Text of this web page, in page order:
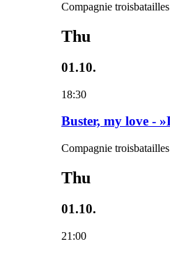
Compagnie troisbatailles
Thu
01.10.
18:30
Buster, my love -
Compagnie troisbatailles
Thu
01.10.
21:00